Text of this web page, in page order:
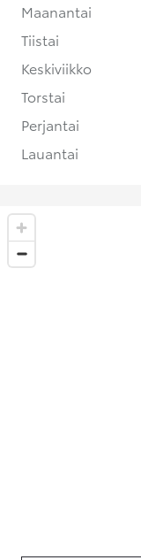
Maanantai
Tiistai
Keskiviikko
Torstai
Perjantai
Lauantai